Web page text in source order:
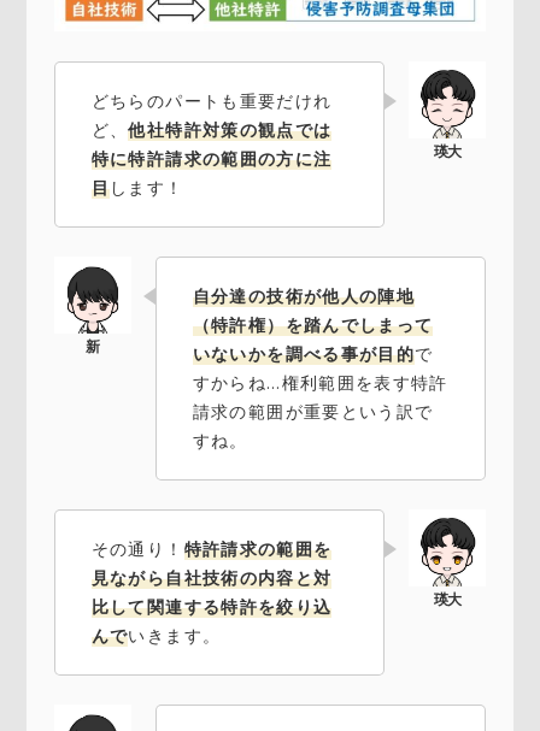
どちらのパートも重要だけれ
ど、他社特許対策の観点では
特に特許請求の範囲の方に注
目します！
自分達の技術が他人の陣地
（特許権）を踏んでしまって
いないかを調べる事が目的で
すからね…権利範囲を表す特許
請求の範囲が重要という訳で
すね。
その通り！ 特許請求の範囲を
見ながら自社技術の内容と対
比して関連する特許を絞り込
んでいきます。